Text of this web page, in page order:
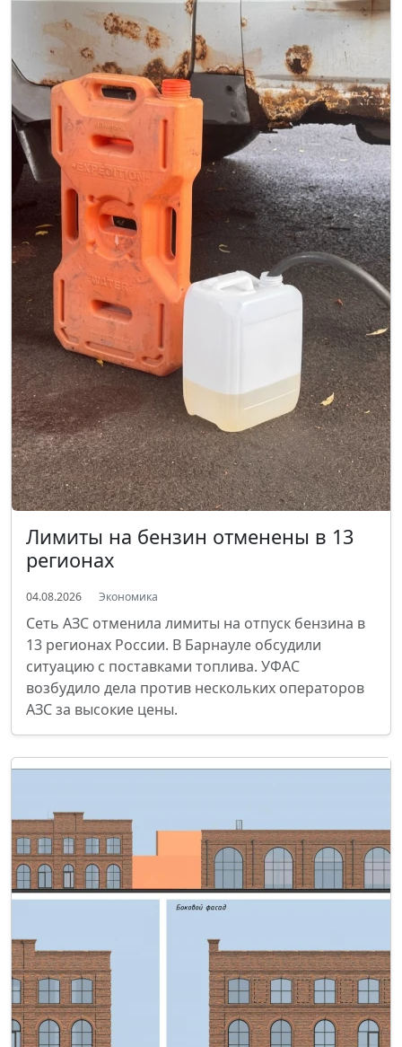
Лимиты на бензин отменены в 13
регионах
04.08.2026 Экономика
Сеть АЗС отменила лимиты на отпуск бензина в
13 регионах России. В Барнауле обсудили
ситуацию с поставками топлива. УФАС
возбудило дела против нескольких операторов
АЗС за высокие цены.